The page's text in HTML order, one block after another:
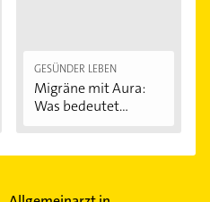
GESÜNDER LEBEN
Migräne mit Aura:
Was bedeutet...